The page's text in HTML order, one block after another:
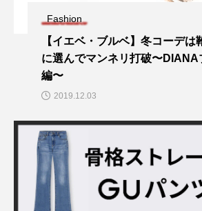
Fashion
【イエベ・ブルベ】冬コーデは
に選んでマンネリ打破〜DIANA
編〜
2019.12.03